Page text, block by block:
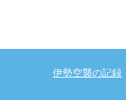
伊勢空襲の記録